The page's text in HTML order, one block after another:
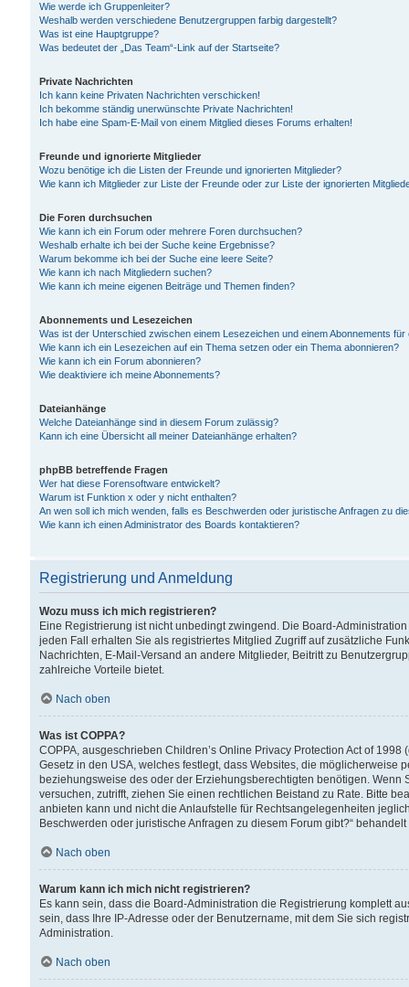
Wie werde ich Gruppenleiter?
Weshalb werden verschiedene Benutzergruppen farbig dargestellt?
Was ist eine Hauptgruppe?
Was bedeutet der „Das Team“-Link auf der Startseite?
Private Nachrichten
Ich kann keine Privaten Nachrichten verschicken!
Ich bekomme ständig unerwünschte Private Nachrichten!
Ich habe eine Spam-E-Mail von einem Mitglied dieses Forums erhalten!
Freunde und ignorierte Mitglieder
Wozu benötige ich die Listen der Freunde und ignorierten Mitglieder?
Wie kann ich Mitglieder zur Liste der Freunde oder zur Liste der ignorierten
Die Foren durchsuchen
Wie kann ich ein Forum oder mehrere Foren durchsuchen?
Weshalb erhalte ich bei der Suche keine Ergebnisse?
Warum bekomme ich bei der Suche eine leere Seite?
Wie kann ich nach Mitgliedern suchen?
Wie kann ich meine eigenen Beiträge und Themen finden?
Abonnements und Lesezeichen
Was ist der Unterschied zwischen einem Lesezeichen und einem Abonnements
Wie kann ich ein Lesezeichen auf ein Thema setzen oder ein Thema abonnieren?
Wie kann ich ein Forum abonnieren?
Wie deaktiviere ich meine Abonnements?
Dateianhänge
Welche Dateianhänge sind in diesem Forum zulässig?
Kann ich eine Übersicht all meiner Dateianhänge erhalten?
phpBB betreffende Fragen
Wer hat diese Forensoftware entwickelt?
Warum ist Funktion x oder y nicht enthalten?
An wen soll ich mich wenden, falls es Beschwerden oder juristische Anfragen zu
Wie kann ich einen Administrator des Boards kontaktieren?
Registrierung und Anmeldung
Wozu muss ich mich registrieren?
Eine Registrierung ist nicht unbedingt zwingend. Die Board-
jeden Fall erhalten Sie als registriertes Mitglied Zugriff auf zusätzliche
Nachrichten, E-Mail-Versand an andere Mitglieder, Beitritt zu
zahlreiche Vorteile bietet.
Nach oben
Was ist COPPA?
COPPA, ausgeschrieben Children’s Online Privacy Protection Act of
Gesetz in den USA, welches festlegt, dass Websites, die
beziehungsweise des oder der Erziehungsberechtigten benötigen.
versuchen, zutrifft, ziehen Sie einen rechtlichen Beistand zu Rate. Bitte
anbieten kann und nicht die Anlaufstelle für Rechtsangelegenheiten
Beschwerden oder juristische Anfragen zu diesem Forum gibt?“
Nach oben
Warum kann ich mich nicht registrieren?
Es kann sein, dass die Board-Administration die Registrierung komplett
sein, dass Ihre IP-Adresse oder der Benutzername, mit dem Sie sich
Administration.
Nach oben